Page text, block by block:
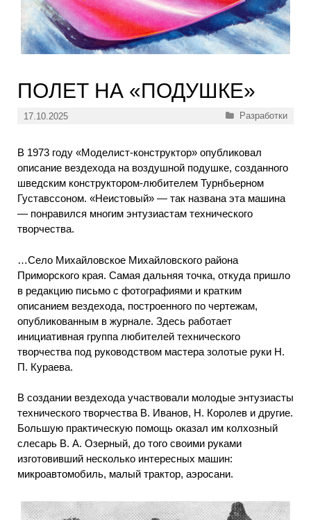
ПОЛЕТ НА «ПОДУШКЕ»
17.10.2025 Рубрики
Разработки
В 1973 году «Моделист-конструктор» опубликовал
описание вездехода на воздушной подушке, созданного
шведским конструктором-любителем Турнбьерном
Густавссоном. «Неистовый» — так названа эта машина
— понравился многим энтузиастам технического
творчества.
…Село Михайловское Михайловского района
Приморского края. Самая дальняя точка, откуда пришло
в редакцию письмо с фотографиями и кратким
описанием вездехода, построенного по чертежам,
опубликованным в журнале. Здесь работает
инициативная группа любителей технического
творчества под руководством мастера золотые руки Н.
П. Кураева.
В создании вездехода участвовали молодые энтузиасты
технического творчества В. Иванов, Н. Королев и другие.
Большую практическую помощь оказал им колхозный
слесарь В. А. Озерный, до того своими руками
изготовивший несколько интересных машин:
микроавтомобиль, малый трактор, аэросани.